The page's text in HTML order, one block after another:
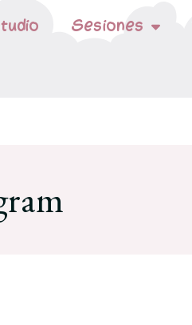
Sesiones